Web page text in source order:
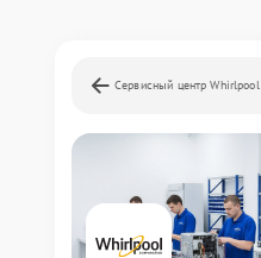
Сервисный центр Whirlpool